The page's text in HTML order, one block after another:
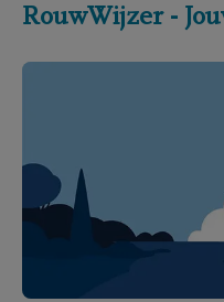
RouwWijzer -